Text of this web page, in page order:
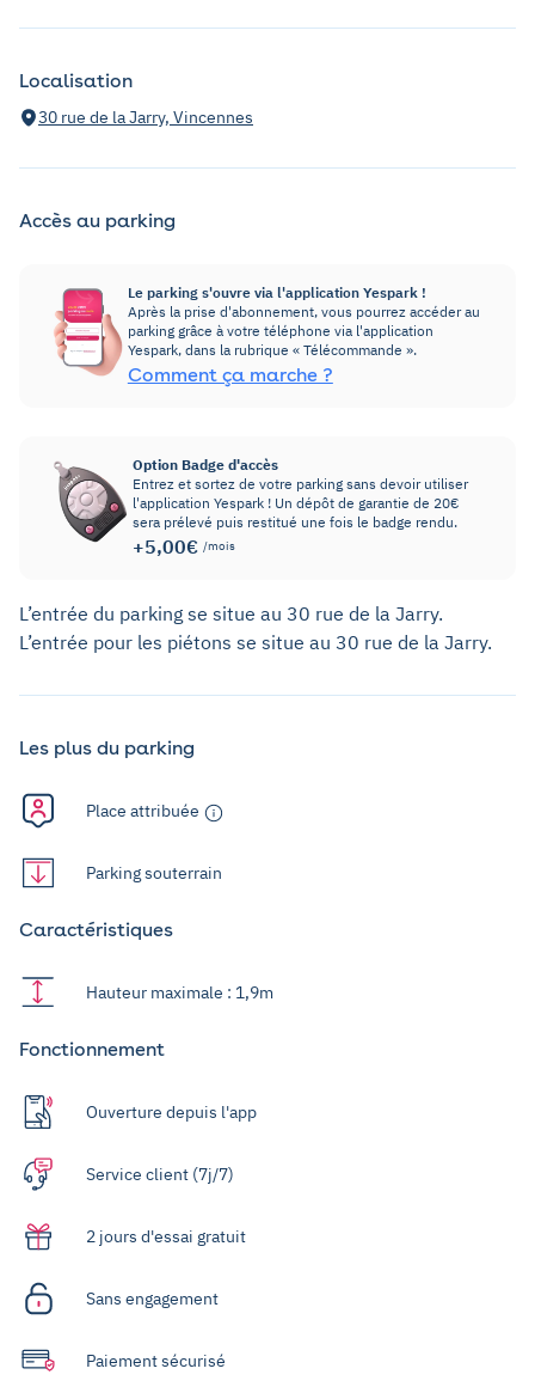
Localisation
30 rue de la Jarry, Vincennes
Accès au parking
Le parking s'ouvre via l'application Yespark !
Après la prise d'abonnement, vous pourrez accéder au
parking grâce à votre téléphone via l'application
Yespark, dans la rubrique « Télécommande ».
Comment ça marche ?
Option Badge d'accès
Entrez et sortez de votre parking sans devoir utiliser
l'application Yespark ! Un dépôt de garantie de 20€
sera prélevé puis restitué une fois le badge rendu.
+5,00€ /mois
L’entrée du parking se situe au 30 rue de la Jarry.
L’entrée pour les piétons se situe au 30 rue de la Jarry.
Les plus du parking
Place attribuée
Parking souterrain
Caractéristiques
Hauteur maximale : 1,9m
Fonctionnement
Ouverture depuis l'app
Service client (7j/7)
2 jours d'essai gratuit
Sans engagement
Paiement sécurisé